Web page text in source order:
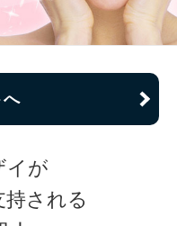
へ
イが
される